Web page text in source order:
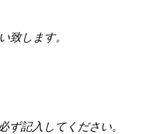
致します。
ず記入してください。